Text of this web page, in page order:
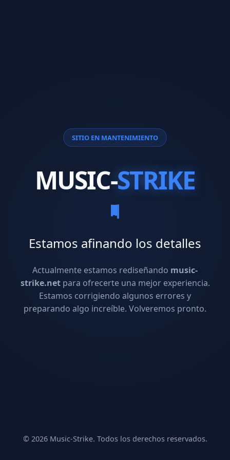
SITIO EN MANTENIMIENTO
MUSIC-STRIKE
Estamos afinando los detalles
Actualmente estamos rediseñando music-
strike.netpara ofrecerte una mejor experiencia.
Estamos corrigiendo algunos errores y
preparando algo increíble. Volveremos pronto.
© 2026 Music-Strike. Todos los derechos reservados.